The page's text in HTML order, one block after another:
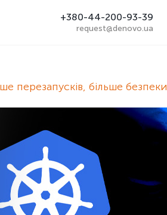
+380-44-200-93-39
request@denovo.ua
перезапусків, більше безпеки